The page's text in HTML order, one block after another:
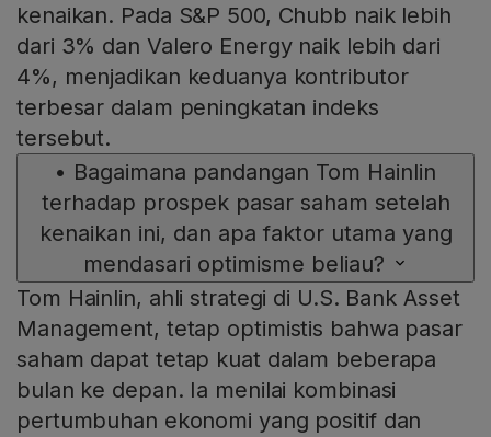
kenaikan. Pada S&P 500, Chubb naik lebih
dari 3% dan Valero Energy naik lebih dari
4%, menjadikan keduanya kontributor
terbesar dalam peningkatan indeks
tersebut.
• Bagaimana pandangan Tom Hainlin
terhadap prospek pasar saham setelah
kenaikan ini, dan apa faktor utama yang
mendasari optimisme beliau?
Tom Hainlin, ahli strategi di U.S. Bank Asset
Management, tetap optimistis bahwa pasar
saham dapat tetap kuat dalam beberapa
bulan ke depan. Ia menilai kombinasi
pertumbuhan ekonomi yang positif dan